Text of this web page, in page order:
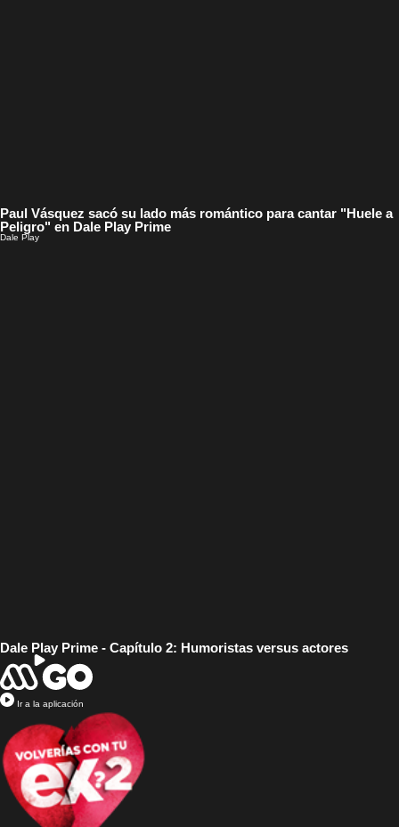
Paul Vásquez sacó su lado más romántico para cantar "Huele a
Peligro" en Dale Play Prime
Dale Play
Dale Play Prime - Capítulo 2: Humoristas versus actores
Ir a la aplicación